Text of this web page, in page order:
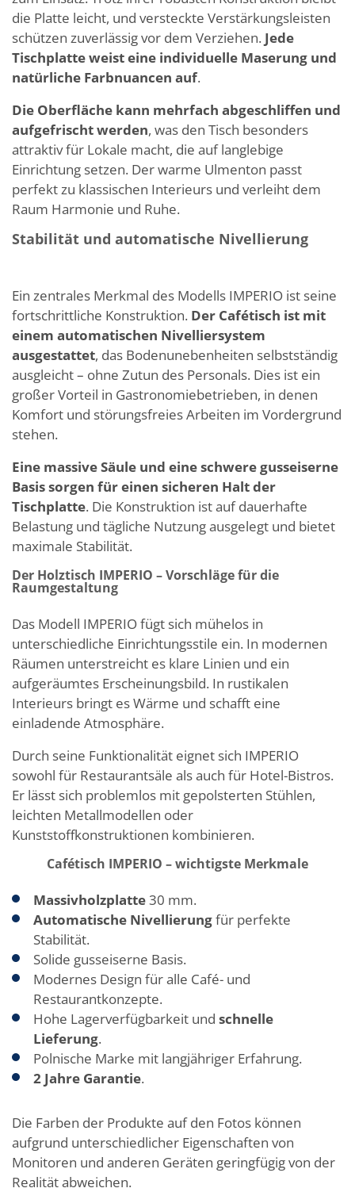
die Platte leicht, und versteckte Verstärkungsleisten
schützen zuverlässig vor dem Verziehen. Jede
Tischplatte weist eine individuelle Maserung und
natürliche Farbnuancen auf.
Die Oberfläche kann mehrfach abgeschliffen und
aufgefrischt werden, was den Tisch besonders
attraktiv für Lokale macht, die auf langlebige
Einrichtung setzen. Der warme Ulmenton passt
perfekt zu klassischen Interieurs und verleiht dem
Raum Harmonie und Ruhe.
Stabilität und automatische Nivellierung
Ein zentrales Merkmal des Modells IMPERIO ist seine
fortschrittliche Konstruktion. Der Cafétisch ist mit
einem automatischen Nivelliersystem
ausgestattet, das Bodenunebenheiten selbstständig
ausgleicht – ohne Zutun des Personals. Dies ist ein
großer Vorteil in Gastronomiebetrieben, in denen
Komfort und störungsfreies Arbeiten im Vordergrund
stehen.
Eine massive Säule und eine schwere gusseiserne
Basis sorgen für einen sicheren Halt der
Tischplatte. Die Konstruktion ist auf dauerhafte
Belastung und tägliche Nutzung ausgelegt und bietet
maximale Stabilität.
Der Holztisch IMPERIO – Vorschläge für die
Raumgestaltung
Das Modell IMPERIO fügt sich mühelos in
unterschiedliche Einrichtungsstile ein. In modernen
Räumen unterstreicht es klare Linien und ein
aufgeräumtes Erscheinungsbild. In rustikalen
Interieurs bringt es Wärme und schafft eine
einladende Atmosphäre.
Durch seine Funktionalität eignet sich IMPERIO
sowohl für Restaurantsäle als auch für Hotel-Bistros.
Er lässt sich problemlos mit gepolsterten Stühlen,
leichten Metallmodellen oder
Kunststoffkonstruktionen kombinieren.
Cafétisch IMPERIO – wichtigste Merkmale
Massivholzplatte30 mm.
Automatische Nivellierungfür perfekte
Stabilität.
Solide gusseiserne Basis.
Modernes Design für alle Café- und
Restaurantkonzepte.
Hohe Lagerverfügbarkeit und schnelle
Lieferung.
Polnische Marke mit langjähriger Erfahrung.
2 Jahre Garantie.
Die Farben der Produkte auf den Fotos können
aufgrund unterschiedlicher Eigenschaften von
Monitoren und anderen Geräten geringfügig von der
Realität abweichen.